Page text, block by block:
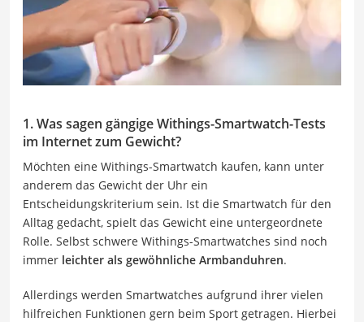
1. Was sagen gängige Withings-Smartwatch-Tests
im Internet zum Gewicht?
Möchten eine Withings-Smartwatch kaufen, kann unter
anderem das Gewicht der Uhr ein
Entscheidungskriterium sein. Ist die Smartwatch für den
Alltag gedacht, spielt das Gewicht eine untergeordnete
Rolle. Selbst schwere Withings-Smartwatches sind noch
immer leichter als gewöhnliche Armbanduhren.
Allerdings werden Smartwatches aufgrund ihrer vielen
hilfreichen Funktionen gern beim Sport getragen. Hierbei